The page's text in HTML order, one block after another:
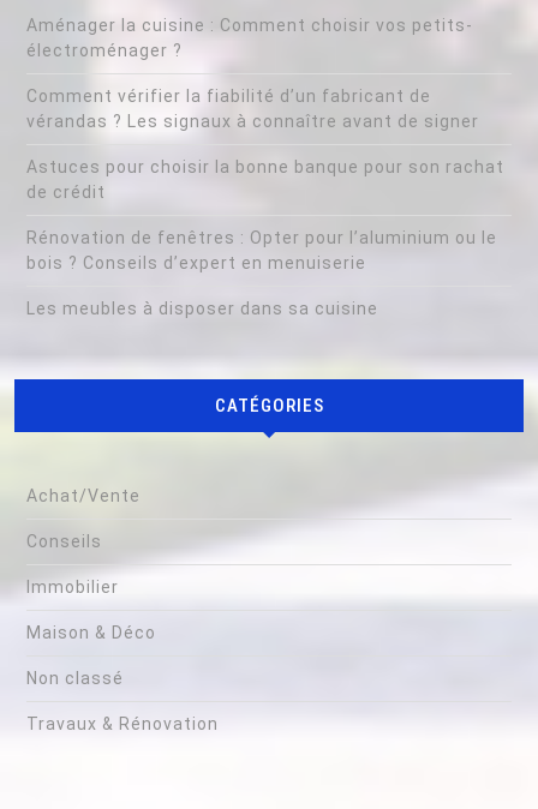
Aménager la cuisine : Comment choisir vos petits-
électroménager ?
Comment vérifier la fiabilité d’un fabricant de
vérandas ? Les signaux à connaître avant de signer
Astuces pour choisir la bonne banque pour son rachat
de crédit
Rénovation de fenêtres : Opter pour l’aluminium ou le
bois ? Conseils d’expert en menuiserie
Les meubles à disposer dans sa cuisine
CATÉGORIES
Achat/Vente
Conseils
Immobilier
Maison & Déco
Non classé
Travaux & Rénovation